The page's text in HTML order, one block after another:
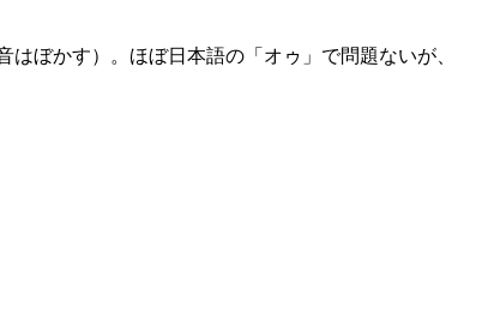
ぼかす）。ほぼ日本語の「オゥ」で問題ないが、